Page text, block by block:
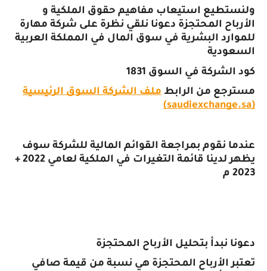
ولنستطيع استيعاب مفاهيم حقوق الملكية و
الأرباح المحتجزة دعونا نلقي نظرة على شركة مهارة
للموارد البشرية في سوق المال في المملكة العربية
السعودية
كود الشركة في السوق 1831
مسترجع من الرابط ملف الشركة السوق الرئيسية
(saudiexchange.sa)
عندما نقوم بمراجعة القوائم المالية للشركة سوف
يظهر لدينا قائمة التغيرات في الملكية لعامي 2022 +
2023 م
دعونا نبدأ بتحليل الأرباح المحتجزة
تعتبر الأرباح المحتجزة هي نسبة من قيمة صافي